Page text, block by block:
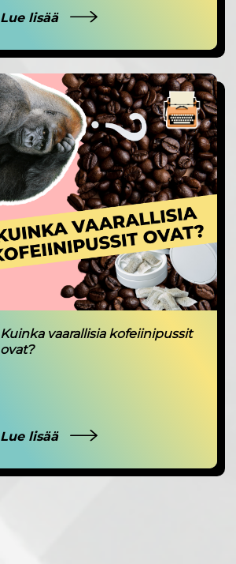
Lue lisää
Kuinka vaarallisia kofeiinipussit
ovat?
Lue lisää